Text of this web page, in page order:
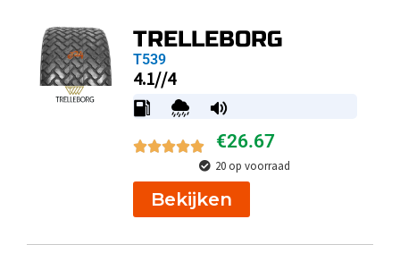
TRELLEBORG
T539
4.1//4
€26.67
20 op voorraad
Bekijken